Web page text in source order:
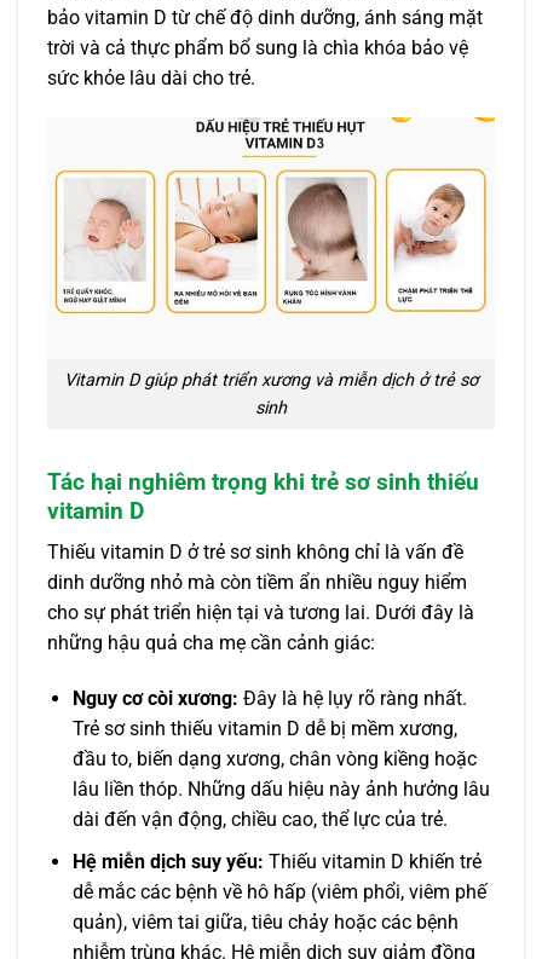
bảo vitamin D từ chế độ dinh dưỡng, ánh sáng mặt
trời và cả thực phẩm bổ sung là chìa khóa bảo vệ
sức khỏe lâu dài cho trẻ.
Vitamin D giúp phát triển xương và miễn dịch ở trẻ sơ
sinh
Tác hại nghiêm trọng khi trẻ sơ sinh thiếu
vitamin D
Thiếu vitamin D ở trẻ sơ sinh không chỉ là vấn đề
dinh dưỡng nhỏ mà còn tiềm ẩn nhiều nguy hiểm
cho sự phát triển hiện tại và tương lai. Dưới đây là
những hậu quả cha mẹ cần cảnh giác:
Nguy cơ còi xương: Đây là hệ lụy rõ ràng nhất.
Trẻ sơ sinh thiếu vitamin D dễ bị mềm xương,
đầu to, biến dạng xương, chân vòng kiềng hoặc
lâu liền thóp. Những dấu hiệu này ảnh hưởng lâu
dài đến vận động, chiều cao, thể lực của trẻ.
Hệ miễn dịch suy yếu: Thiếu vitamin D khiến trẻ
dễ mắc các bệnh về hô hấp (viêm phổi, viêm phế
quản), viêm tai giữa, tiêu chảy hoặc các bệnh
nhiễm trùng khác. Hệ miễn dịch suy giảm đồng